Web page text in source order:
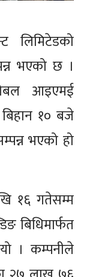
लिमिटेडको
भएको छ ।
आइएमई
१० बजे
भएको हो
१६ गतेसम्म
बिधिमार्फत
। कम्पनीले